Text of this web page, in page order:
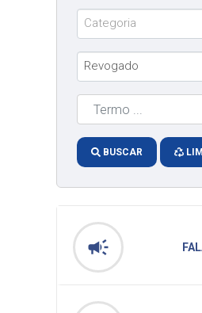
Categoria
Revogado
BUSCAR
campaign